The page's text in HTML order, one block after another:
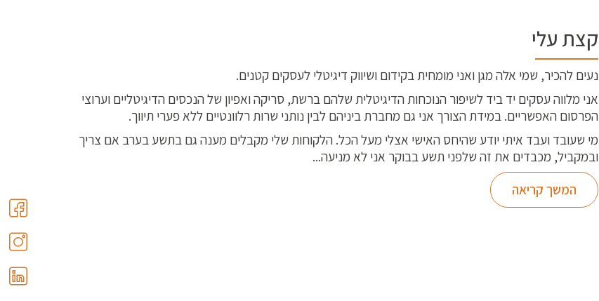
קצת עלי
נעים להכיר, שמי אלה מגן ואני מומחית בקידום ושיווק דיגיטלי לעסקים קטנים.
אני מלווה עסקים יד ביד לשיפור הנוכחות הדיגיטלית שלהם ברשת, סריקה ואפיון של הנכסים הדיגיטליים וערוצי
הפרסום האפשריים. במידת הצורך אני גם מחברת ביניהם לבין נותני שרות רלוונטיים ללא פערי תיווך.
מי שעובד ועבד איתי יודע שהיחס האישי אצלי מעל הכל. הלקוחות שלי מקבלים מענה גם בתשע בערב אם צריך
ובמקביל, מכבדים את זה שלפני תשע בבוקר אני לא מניעה...
המשך קריאה